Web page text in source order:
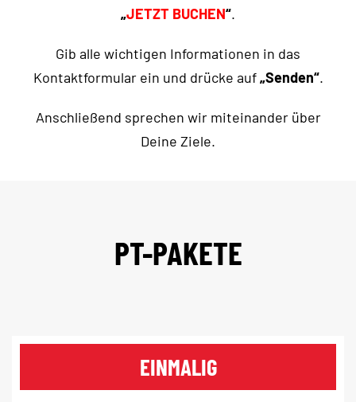
„JETZT BUCHEN“.
Gib alle wichtigen Informationen in das
Kontaktformular ein und drücke auf„Senden“.
Anschließend sprechen wir miteinander über
Deine Ziele.
PT-PAKETE
EINMALIG